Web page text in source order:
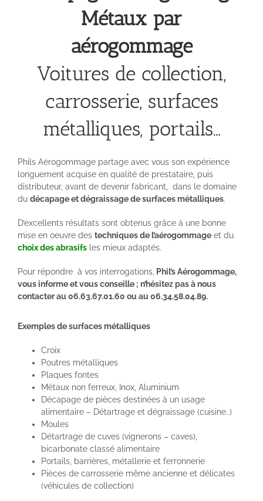
Métaux par
aérogommage
Voitures de collection,
carrosserie, surfaces
métalliques, portails…
Phils Aérogommage partage avec vous son expérience
longuement acquise en qualité de prestataire, puis
distributeur, avant de devenir fabricant, dans le domaine
du décapage et dégraissage de surfaces métalliques.
D’excellents résultats sont obtenus grâce à une bonne
mise en oeuvre des techniques de l’aérogommage et du
choix des abrasifs les mieux adaptés.
Pour répondre à vos interrogations, Phil’s Aérogommage,
vous informe et vous conseille ; n’hésitez pas à nous
contacter au 06.63.67.01.60 ou au 06.34.58.04.89.
Exemples de surfaces métalliques
Croix
Poutres métalliques
Plaques fontes
Métaux non ferreux, Inox, Aluminium
Décapage de pièces destinées à un usage
alimentaire – Détartrage et dégraissage (cuisine..)
Moules
Détartrage de cuves (vignerons – caves),
bicarbonate classé alimentaire
Portails, barrières, métallerie et ferronnerie
Pièces de carrosserie même ancienne et délicates
(véhicules de collection)